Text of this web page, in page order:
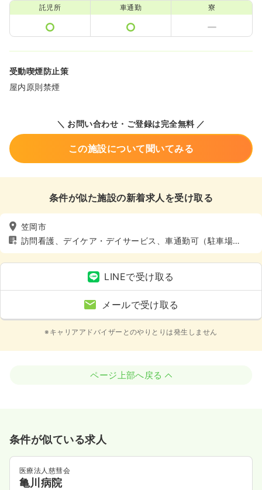
託児所 車通勤 寮
受動喫煙防止策
屋内原則禁煙
＼ お問い合わせ・ご登録は完全無料 ／
この施設について聞いてみる
条件が似た施設の新着求人を受け取る
笠岡市
訪問看護、デイケア・デイサービス、車通勤可（駐車場
有）、託児所あり
LINEで受け取る
メールで受け取る
※キャリアアドバイザーとのやりとりは発生しません
ページ上部へ戻る
条件が似ている求人
医療法人慈彗会
亀川病院